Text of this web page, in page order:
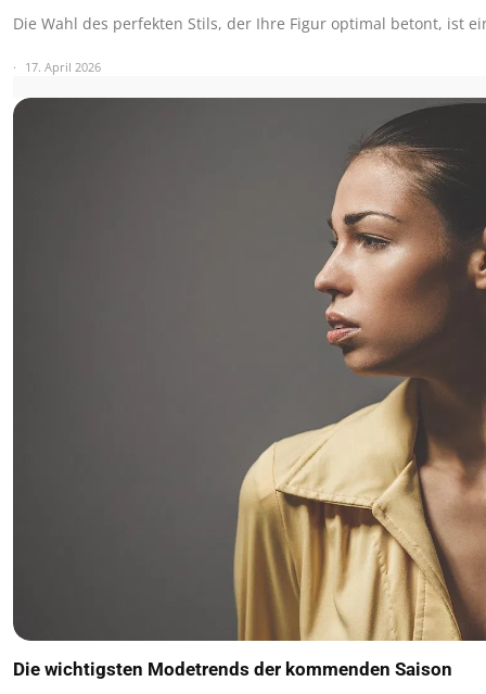
Die Wahl des perfekten Stils, der Ihre Figur optimal betont, ist
17. April 2026
Die wichtigsten Modetrends der kommenden Saison